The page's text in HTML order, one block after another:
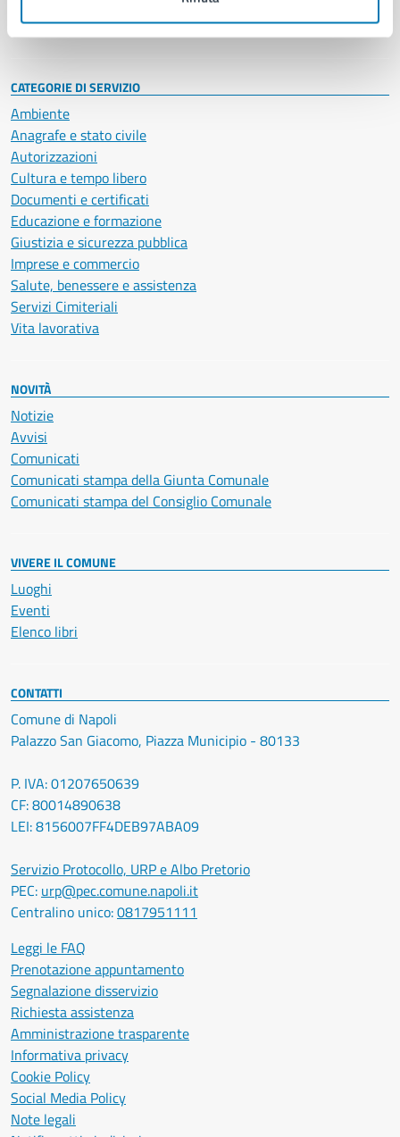
Intranet, posta aziendale e protocollo
CATEGORIE DI SERVIZIO
Ambiente
Anagrafe e stato civile
Autorizzazioni
Cultura e tempo libero
Documenti e certificati
Educazione e formazione
Giustizia e sicurezza pubblica
Imprese e commercio
Salute, benessere e assistenza
Servizi Cimiteriali
Vita lavorativa
NOVITÀ
Notizie
Avvisi
Comunicati
Comunicati stampa della Giunta Comunale
Comunicati stampa del Consiglio Comunale
VIVERE IL COMUNE
Luoghi
Eventi
Elenco libri
CONTATTI
Comune di Napoli
Palazzo San Giacomo, Piazza Municipio - 80133
P. IVA: 01207650639
CF: 80014890638
LEI: 8156007FF4DEB97ABA09
Servizio Protocollo, URP e Albo Pretorio
PEC: urp@pec.comune.napoli.it
Centralino unico:0817951111
Leggi le FAQ
Prenotazione appuntamento
Segnalazione disservizio
Richiesta assistenza
Amministrazione trasparente
Informativa privacy
Cookie Policy
Social Media Policy
Note legali